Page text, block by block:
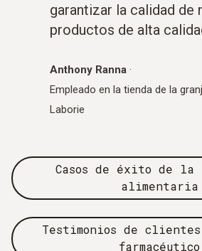
garantizar la calidad de
productos de alta
Anthony Ranna ·
Empleado en la tienda de la
Laborie
Casos de éxito de
alimentaria
Testimonios de
farmacéutico